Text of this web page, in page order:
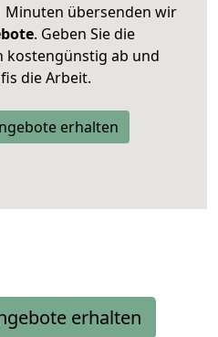
Minuten übersenden wir
. Geben Sie die
ab und
die Arbeit.
erhalten
erhalten